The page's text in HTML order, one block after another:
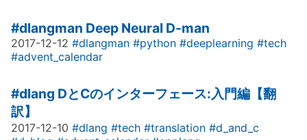
#dlangman Deep Neural D-man
2017-12-12 #dlangman #python #deeplearning #tech
#advent_calendar
#dlang DとCのインターフェース:入門編【翻
訳】
2017-12-10 #dlang #tech #translation #d_and_c